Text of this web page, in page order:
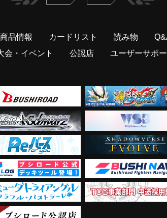
商品情報 カードリスト 読み物
会・イベント 公認店 ユーザーサポー